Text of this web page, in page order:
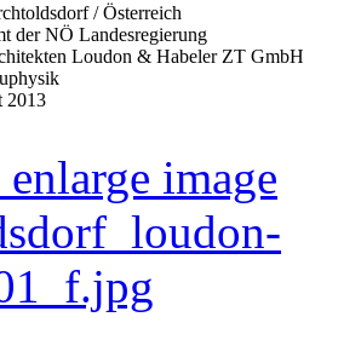
/ Österreich
der NÖ Landesregierung
Loudon & Habeler ZT GmbH
2013